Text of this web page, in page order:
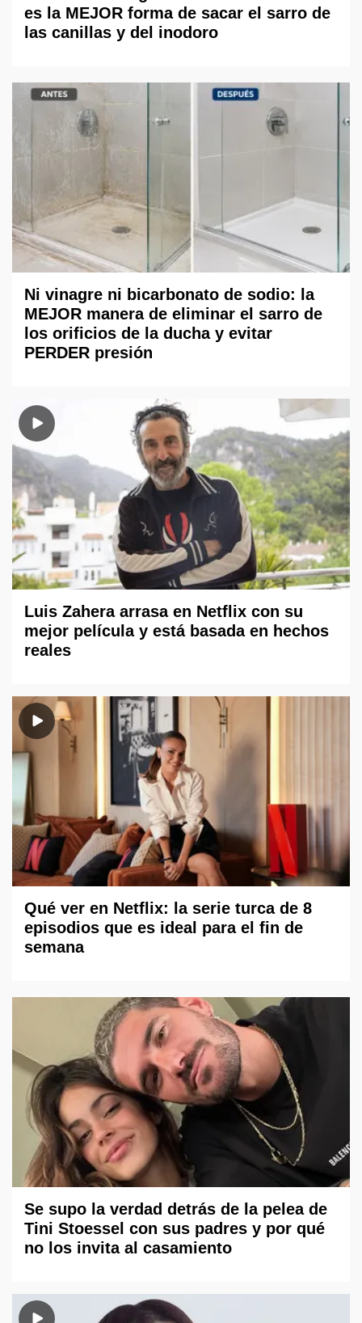
es la MEJOR forma de sacar el sarro de
las canillas y del inodoro
Ni vinagre ni bicarbonato de sodio: la
MEJOR manera de eliminar el sarro de
los orificios de la ducha y evitar
PERDER presión
Luis Zahera arrasa en Netflix con su
mejor película y está basada en hechos
reales
Qué ver en Netflix: la serie turca de 8
episodios que es ideal para el fin de
semana
Se supo la verdad detrás de la pelea de
Tini Stoessel con sus padres y por qué
no los invita al casamiento